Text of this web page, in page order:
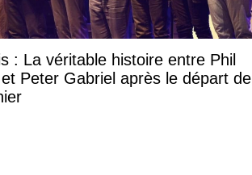
: La véritable histoire entre Phil
Peter Gabriel après le départ de